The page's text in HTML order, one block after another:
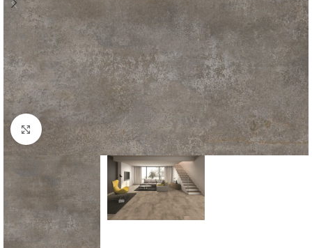
Kliknij aby powiększyć